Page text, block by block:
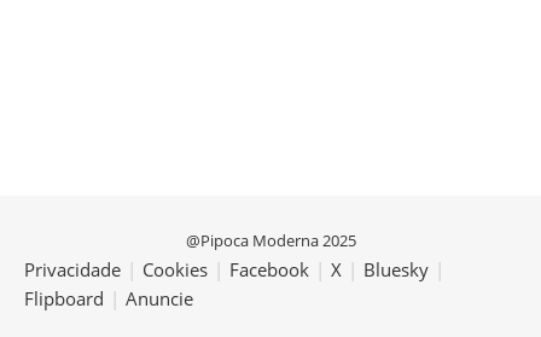
@Pipoca Moderna 2025
Privacidade | Cookies | Facebook | X | Bluesky |
Flipboard | Anuncie